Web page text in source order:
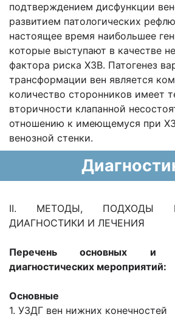
подтверждением дисфункции
развитием патологических
настоящее время наибольшее
которые выступают в качестве
фактора риска ХЗВ. Патогенез
трансформации вен является
количество сторонников имеет
вторичности клапанной
отношению к имеющемуся при
венозной стенки.
II. МЕТОДЫ, ПОДХОДЫ
ДИАГНОСТИКИ И ЛЕЧЕНИЯ
Перечень основных и
диагностических мероприятий:
Основные
1. УЗДГ вен нижних конечностей